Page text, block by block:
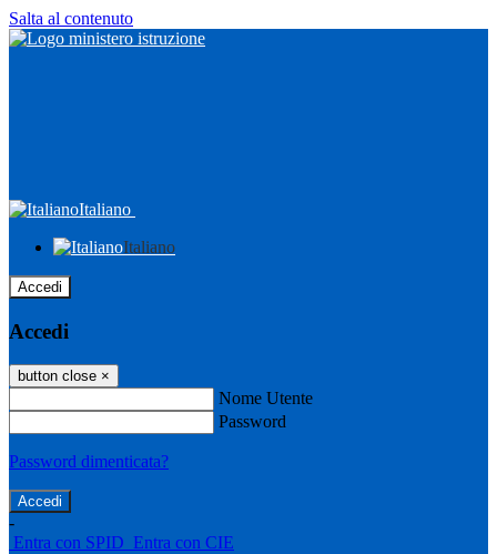
Salta al contenuto
Italiano
Italiano
Accedi
Accedi
button close ×
Nome Utente
Password
Password dimenticata?
-
Entra con SPID Entra con CIE